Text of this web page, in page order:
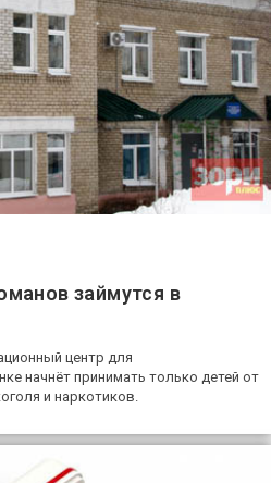
займутся в
центр для
начнёт принимать только детей от
и наркотиков.